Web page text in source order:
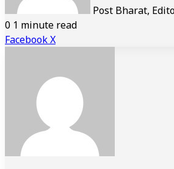
Post Bharat,
0 1 minute read
FacebookXLinkedIn
Tumblr
Pinterest
Reddit
VKontakte
Share
Print